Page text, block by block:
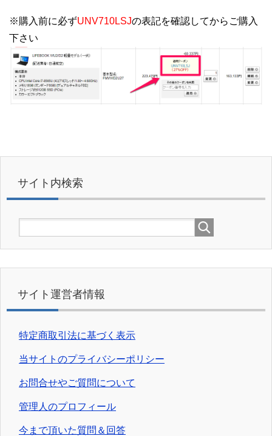
※購入前に必ずUNV710LSJの表記を確認してからご購入
下さい
サイト内検索
サイト運営者情報
特定商取引法に基づく表示
当サイトのプライバシーポリシー
お問合せやご質問について
管理人のプロフィール
今まで頂いた質問＆回答